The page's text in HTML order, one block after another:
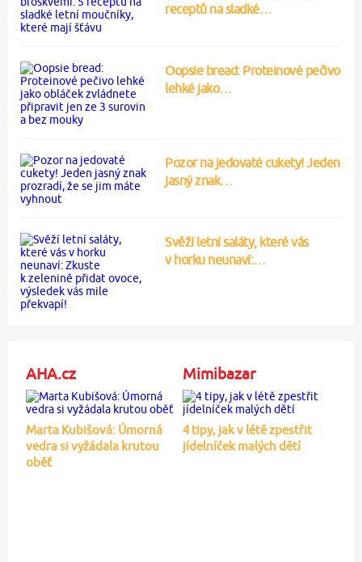
receptů na sladké…
Oopsie bread: Proteinové pečivo
lehké jako…
Pozor na jedovaté cukety! Jeden
jasný znak…
Svěží letní saláty, které vás
v horku neunaví:…
AHA.cz
Marta Kubišová: Úmorná
vedra si vyžádala krutou
oběť
Mimibazar
4 tipy, jak v létě zpestřit
jídelníček malých dětí